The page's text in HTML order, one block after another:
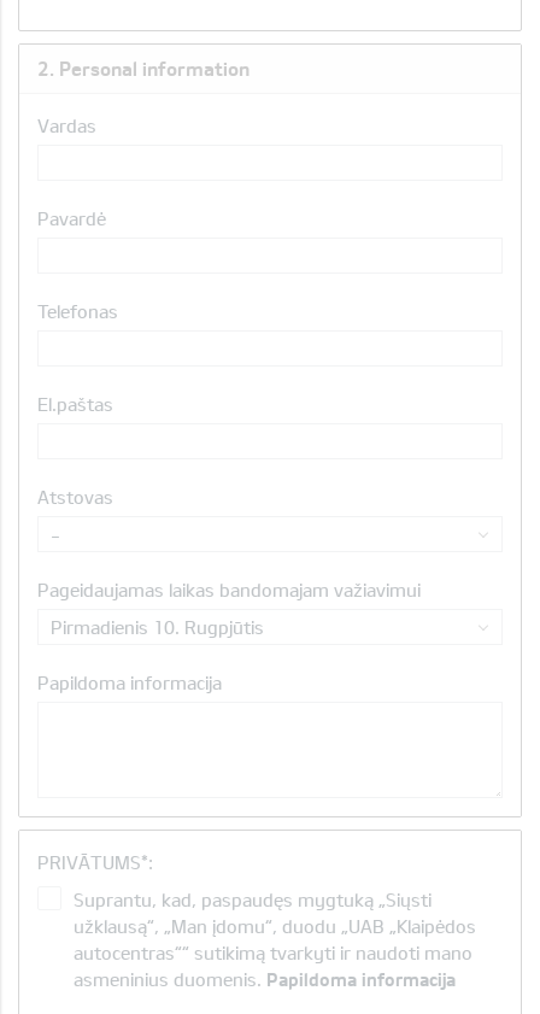
2. Personal information
Vardas
Pavardė
Telefonas
El.paštas
Atstovas
-
Pageidaujamas laikas bandomajam važiavimui
Pirmadienis 10. Rugpjūtis
Papildoma informacija
PRIVĀTUMS*:
Suprantu, kad, paspaudęs mygtuką „Siųsti
užklausą“, „Man įdomu“, duodu „UAB „Klaipėdos
autocentras““ sutikimą tvarkyti ir naudoti mano
asmeninius duomenis. Papildoma informacija